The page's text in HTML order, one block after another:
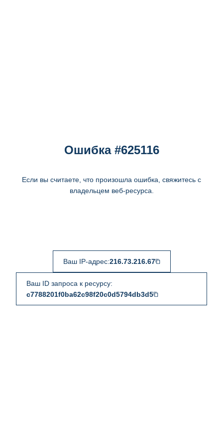
Ошибка #625116
Если вы считаете, что произошла ошибка, свяжитесь с
владельцем веб-ресурса.
Ваш IP-адрес:216.73.216.67
Ваш ID запроса к ресурсу:
c7788201f0ba62c98f20c0d5794db3d5